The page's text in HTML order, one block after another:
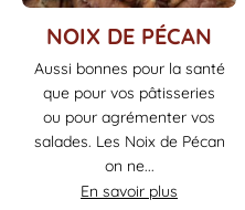
NOIX DE PÉCAN
Aussi bonnes pour la santé
que pour vos pâtisseries
ou pour agrémenter vos
salades. Les Noix de Pécan
on ne...
En savoir plus
Ce
a
plusieurs
variations.
Les
peuvent